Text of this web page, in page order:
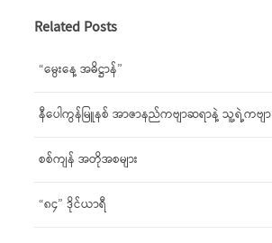
Related Posts
“မွေးနေ့ အဓိဋ္ဌာန်”
နီပေါကွန်မြူနစ် အာဇာနည်ကဗျာဆရာနဲ့ သူ့ရဲ့ကဗျာ
စစ်ကျန် အတိုအစများ
“၈၄” ဒိုင်ယာရီ